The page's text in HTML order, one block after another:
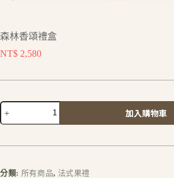
森林香頌禮盒
NT$ 2,580
加入購物車
r
分類: 所有商品, 法式果禮